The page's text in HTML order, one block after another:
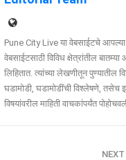
Pune City Live या वेबसाईटचे आपल्या
वेबसाईटसाठी विविध क्षेत्रांतील
लिहितात. त्यांच्या लेखणीतून पुण्यातील
घडामोडी, घडामोडींची विश्लेषणे, तसेच
विषयांवरील माहिती वाचकांपर्यंत